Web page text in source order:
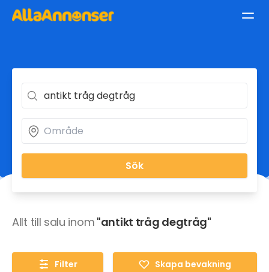
Sök
Allt till salu inom "antikt tråg degtråg"
Filter Skapa bevakning